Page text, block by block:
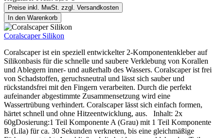
Preise inkl. MwSt. zzgl. Versandkosten
In den Warenkorb
Coralscaper Silikon
Coralscaper ist ein speziell entwickelter 2-Komponentenkleber auf
Silikonbasis für die schnelle und saubere Verklebung von Korallen
und Ablegern inner- und außerhalb des Wassers. Coralscaper ist frei
von Schadstoffen, geruchsneutral und lässt sich sauber und
rückstandsfrei mit den Fingern verarbeiten. Durch die perfekt
aufeinander abgestimmte Zusammensetzung wird eine
Wassertrübung verhindert. Coralscaper lässt sich einfach formen,
härtet schnell und ohne Hitzeentwicklung, aus. Inhalt: 2x
60gDosierung:1 Teil Komponente A (Grau) mit 1 Teil Komponente
B (Lila) für ca. 30 Sekunden verkneten, bis eine gleichmäßige